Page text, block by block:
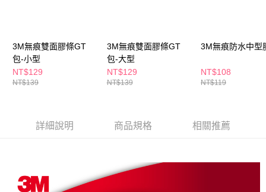
權轉讓予恩沛科技股份有限公司。
２．關於個人資料處理事宜，請瀏覽以下網址：
https://aftee.tw/terms/#terms3
３．未成年的使用者請事先徵得法定代理人或監護人之同意方可使用
時審查核予不同之上限額度；若仍有額度不足之情形，本公司將視審查結果
請求用戶進行身份認證。
付款後7-11取貨
每筆NT$65，滿NT$490(含以上)免運費
宅配(本島)
付款後寶雅門市自取(由倉庫統一出貨)
3M無痕雙面膠條GT
包-小型
NT$129
NT$139
3M無痕雙面膠條GT
包-大型
NT$129
NT$139
3M無痕防水中型
NT$108
NT$119
詳細說明 商品規格 相關推薦